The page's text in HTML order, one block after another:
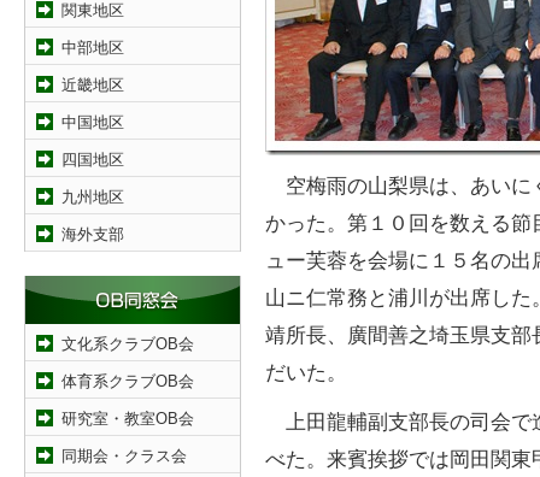
関東地区
中部地区
近畿地区
中国地区
四国地区
九州地区
海外支部
文化系クラブOB会
体育系クラブOB会
研究室・教室OB会
同期会・クラス会
空梅雨の山梨県は、あいに
かった。第１０回を数える
ュー芙蓉を会場に１５名の
山ニ仁常務と浦川が出席し
靖所長、廣間善之埼玉県支
だいた。
上田龍輔副支部長の司会で
べた。来賓挨拶では岡田関